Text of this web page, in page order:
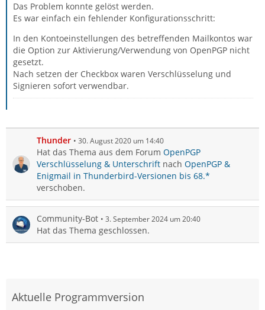
Das Problem konnte gelöst werden.
Es war einfach ein fehlender Konfigurationsschritt:
In den Kontoeinstellungen des betreffenden Mailkontos war
die Option zur Aktivierung/Verwendung von OpenPGP nicht
gesetzt.
Nach setzen der Checkbox waren Verschlüsselung und
Signieren sofort verwendbar.
Thunder 30. August 2020 um 14:40
Hat das Thema aus dem Forum OpenPGP
Verschlüsselung & Unterschrift nach OpenPGP &
Enigmail in Thunderbird-Versionen bis 68.*
verschoben.
Community-Bot 3. September 2024 um 20:40
Hat das Thema geschlossen.
Aktuelle Programmversion